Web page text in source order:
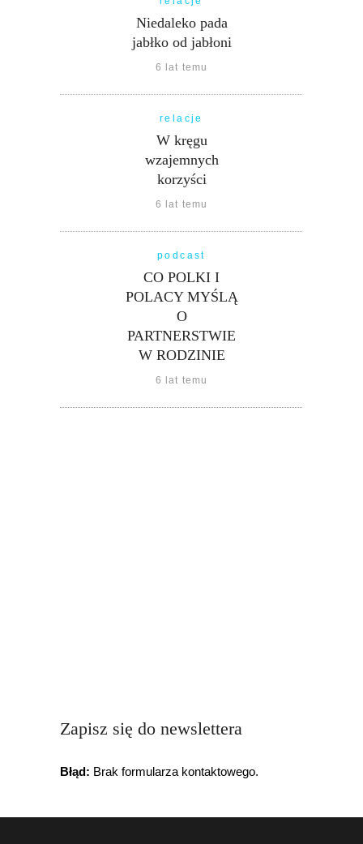
Niedaleko pada
jabłko od jabłoni
6 lat temu
relacje
W kręgu
wzajemnych
korzyści
6 lat temu
podcast
CO POLKI I
POLACY MYŚLĄ
O
PARTNERSTWIE
W RODZINIE
6 lat temu
Zapisz się do newslettera
Błąd: Brak formularza kontaktowego.